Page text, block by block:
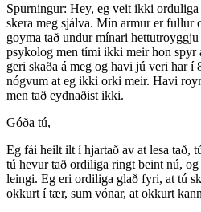
Spurningur: Hey, eg veit ikki orduliga
skera meg sjálva. Mín armur er fullur
goyma tað undur mínari
psykolog men tími ikki meir hon
geri skaða á meg og havi jú veri har í
nógvum at eg ikki orki meir. Havi
men tað eydnaðist ikki.
Góða tú,
Eg fái heilt ilt í hjartað av at lesa tað,
tú hevur tað ordiliga ringt beint nú,
leingi. Eg eri ordiliga glað fyri, at tú
okkurt í tær, sum vónar, at okkurt